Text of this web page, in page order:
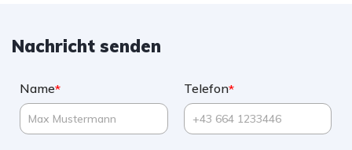
Nachricht senden
Name* Telefon*